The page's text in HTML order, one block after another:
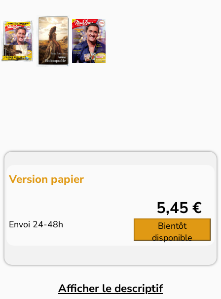
Version papier
Envoi 24-48h
5,45 €
Bientôt
disponible
Afficher le descriptif